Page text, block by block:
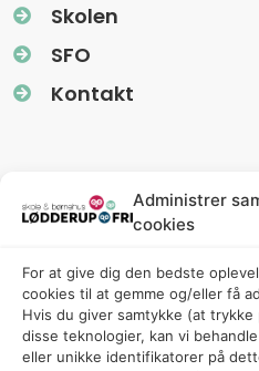
Administrer
cookies
For at give dig den bedste
cookies til at gemme og/eller få
Hvis du giver samtykke (at trykke
disse teknologier, kan vi
eller unikke identifikatorer på
Skolen
SFO
Kontakt
Information
Nyhedsbreve
Fredagsbreve
Privatlivspolitik
Cookiepolitik